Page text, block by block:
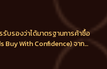
บรองว่าได้มาตรฐานการค้าซื้อ
Buy With Confidence) จาก